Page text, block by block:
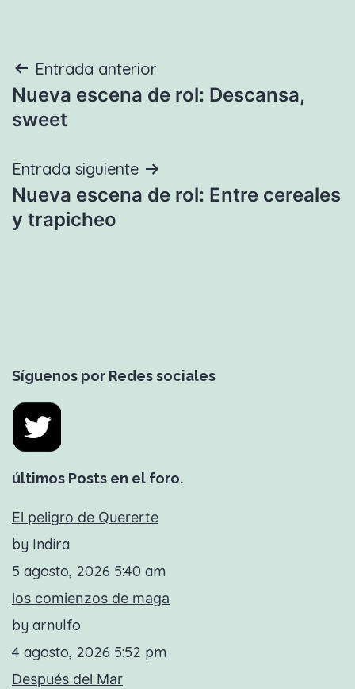
Navegación
de
Entrada anterior
Nueva escena de rol: Descansa,
sweet
Entrada siguiente
Nueva escena de rol: Entre cereales
y trapicheo
Síguenos por Redes sociales
últimos Posts en el foro.
El peligro de Quererte
by Indira
5 agosto, 2026 5:40 am
los comienzos de maga
by arnulfo
4 agosto, 2026 5:52 pm
Después del Mar